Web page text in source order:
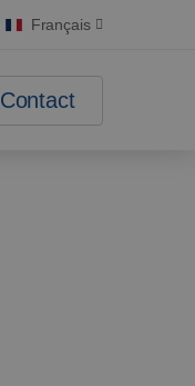
Français
Contact